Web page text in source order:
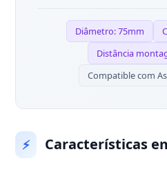
Diâmetro: 75mm
Distância
Compatible com
⚡ Características